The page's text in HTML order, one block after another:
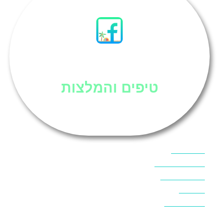
סיני
טיפים והמלצות